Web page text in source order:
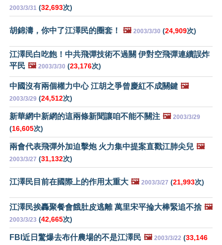
2003/3/31 (32,693次)
胡錦濤，你中了江澤民的圈套！ 🖼️ 2003/3/30 (24,909次)
江澤民白吃飽！中共飛彈技術不過關 伊對空飛彈連續誤炸
平民 🖼️ 2003/3/30 (23,176次)
中國沒有兩個權力中心 江胡之爭曾慶紅不成關鍵 🖼️
2003/3/29 (24,512次)
新華網中新網的這兩條新聞讓咱不能不關注 🖼️ 2003/3/29
(16,605次)
兩會代表飛彈外加迫擊炮 火力集中提案直戳江肺尖兒 🖼️
2003/3/27 (31,132次)
江澤民目前在國際上的作用太重大 🖼️ 2003/3/27 (21,993次)
江澤民挨轟聚餐會餓肚皮逃離 萬里宋平掄大棒緊追不捨 🖼️
2003/3/23 (42,665次)
FBI近日驚爆去布什農場的不是江澤民 🖼️ 2003/3/22 (33,146